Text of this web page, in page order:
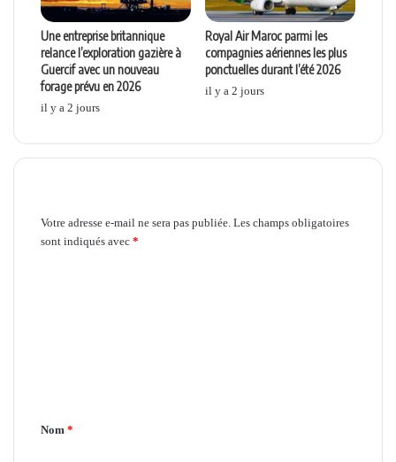
Une entreprise britannique
relance l’exploration gazière à
Guercif avec un nouveau
forage prévu en 2026
il y a 2 jours
Royal Air Maroc parmi les
compagnies aériennes les plus
ponctuelles durant l’été 2026
il y a 2 jours
Votre adresse e-mail ne sera pas publiée. Les champs obligatoires
sont indiqués avec *
tNom *